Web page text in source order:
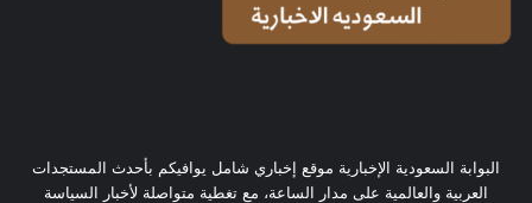
البوابة السعودية الإخبارية موقع إخباري شامل يوافيكم بأحدث المستجدات
العربية والعالمية على مدار الساعة، مع تغطية متواصلة لأخبار السياسة